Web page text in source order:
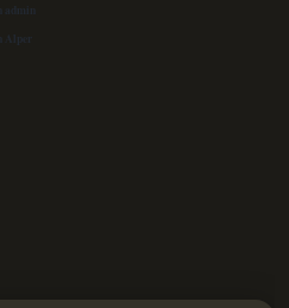
admin
Alper